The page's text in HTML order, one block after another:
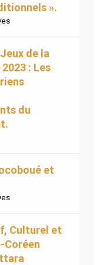
».
de la
: Les
du
et
Culturel et
Coréen